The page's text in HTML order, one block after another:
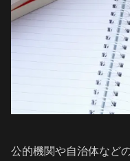
公的機関や自治体など